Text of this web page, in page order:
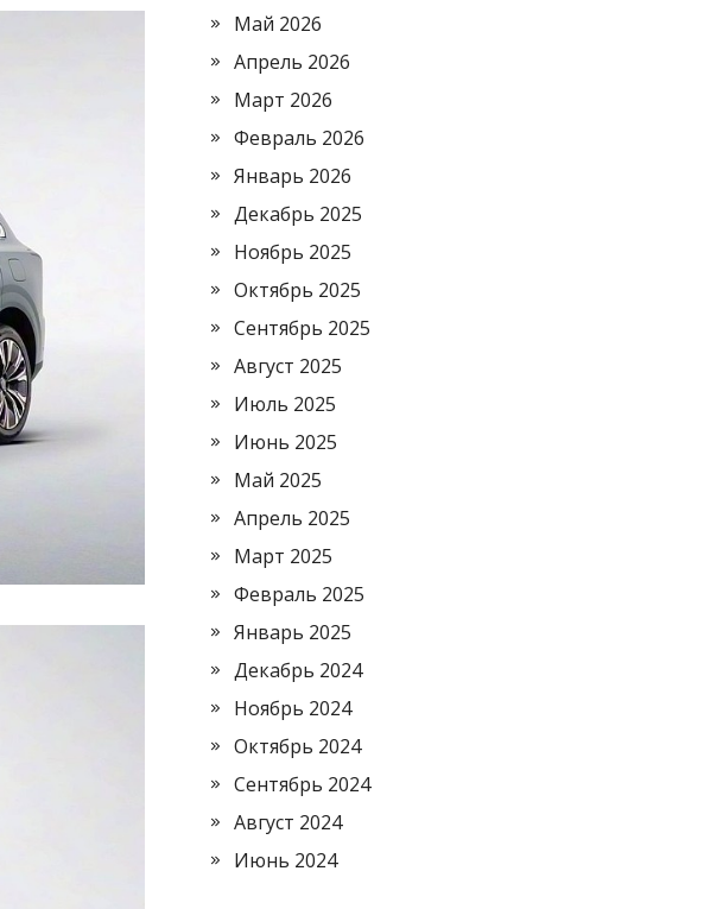
Май 2026
Апрель 2026
Март 2026
Февраль 2026
Январь 2026
Декабрь 2025
Ноябрь 2025
Октябрь 2025
Сентябрь 2025
Август 2025
Июль 2025
Июнь 2025
Май 2025
Апрель 2025
Март 2025
Февраль 2025
Январь 2025
Декабрь 2024
Ноябрь 2024
Октябрь 2024
Сентябрь 2024
Август 2024
Июнь 2024